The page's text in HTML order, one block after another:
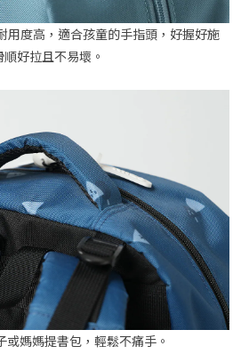
用度高，適合孩童的手指頭，好握好施
好拉且不易壞。
媽媽提書包，輕鬆不痛手。